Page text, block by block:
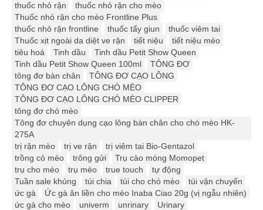
thuốc nhỏ rận
thuốc nhỏ rận cho mèo
Thuốc nhỏ rận cho mèo Frontline Plus
thuốc nhỏ rận frontline
thuốc tẩy giun
thuốc viêm tai
Thuốc xịt ngoài da diệt ve rận
tiết niệu
tiết niệu mèo
tiêu hoá
Tinh dầu
Tinh dầu Petit Show Queen
Tinh dầu Petit Show Queen 100ml
TÔNG ĐƠ
tông đơ bàn chân
TÔNG ĐƠ CẠO LÔNG
TÔNG ĐƠ CẠO LÔNG CHÓ MÈO
TÔNG ĐƠ CẠO LÔNG CHÓ MÈO CLIPPER
tông đơ chó mèo
Tông đơ chuyên dụng cạo lông bàn chân cho chó mèo HK-
275A
trị rận mèo
trị ve rận
trị viêm tai Bio-Gentazol
trồng cỏ mèo
trông gửi
Trụ cào móng Momopet
trụ cho mèo
trụ mèo true touch
tự động
Tuần sale khủng
túi chia túi cho chó mèo
túi vận chuyển
ức gà
Ức gà ăn liền cho mèo Inaba Ciao 20g (vị ngẫu nhiên)
ức gà cho mèo
univerm unrinary
Urinary